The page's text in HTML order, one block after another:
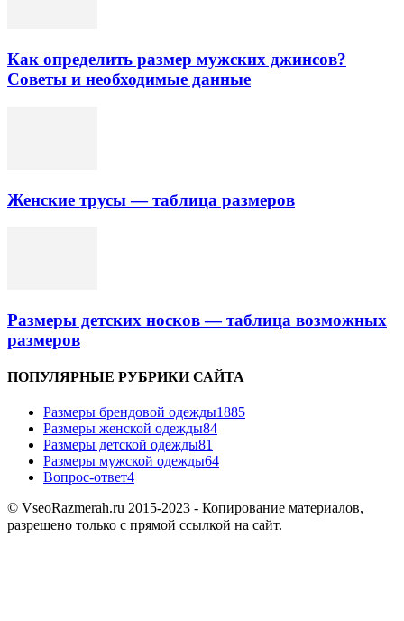
Как определить размер мужских джинсов?
Советы и необходимые данные
Женские трусы — таблица размеров
Размеры детских носков — таблица возможных
размеров
ПОПУЛЯРНЫЕ РУБРИКИ САЙТА
Размеры брендовой одежды1885
Размеры женской одежды84
Размеры детской одежды81
Размеры мужской одежды64
Вопрос-ответ4
© VseoRazmerah.ru 2015-2023 - Копирование материалов,
разрешено только с прямой ссылкой на сайт.